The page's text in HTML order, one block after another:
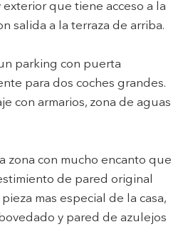
que tiene acceso a la
salida a la terraza de arriba.
parking con puerta
para dos coches grandes.
con armarios, zona de aguas
zona con mucho encanto que
de pared original
mas especial de la casa,
y pared de azulejos
y análisis del
de este sitio web. La
este tipo de cookies se
navegación de los usuarios con
en función del análisis de los
usuarios del servicio. Permiten
preferencia del usuario para
servicios y para ofrecer una
de productos recomendados.
para almacenar información
personales del usuario
continuada de sus hábitos de
podemos conocer los hábitos
web y mostrar publicidad
navegación del usuario.